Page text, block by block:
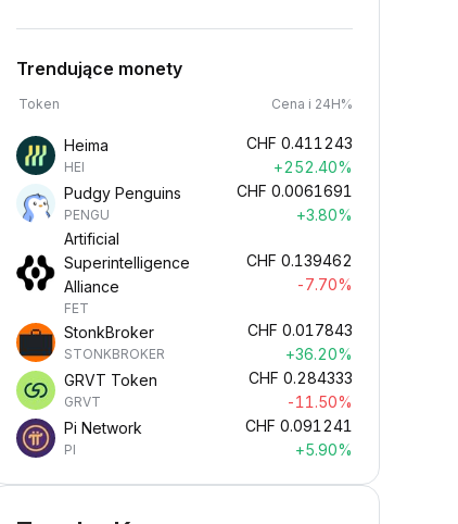
Trendujące monety
Token Cena i 24H%
Heima
HEI
CHF 0.411243
+252.40%
Pudgy Penguins
PENGU
CHF 0.0061691
+3.80%
Artificial
Superintelligence
Alliance
FET
CHF 0.139462
-7.70%
StonkBroker
STONKBROKER
CHF 0.017843
+36.20%
GRVT Token
GRVT
CHF 0.284333
-11.50%
Pi Network
PI
CHF 0.091241
+5.90%